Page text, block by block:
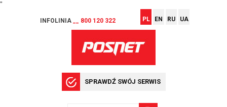
"
INFOLINIA __ 800 120 322 PL EN RU UA
SPRAWDŹ SWÓJ SERWIS